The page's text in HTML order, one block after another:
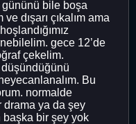
bile boşa
dışarı çıkalım ama
gece 12’de
çekelim.
düşündüğünü
Bu
normalde
ya da şey
başka bir şey yok